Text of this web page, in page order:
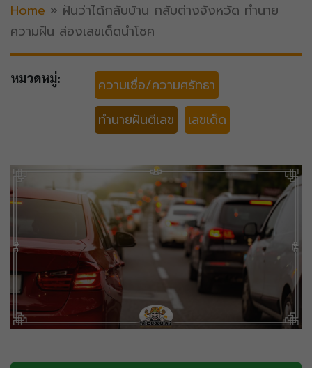
Home » ฝันว่าได้กลับบ้าน กลับต่างจังหวัด ทำนาย
ความฝัน ส่องเลขเด็ดนำโชค
หมวดหมู่:
ความเชื่อ/ความศรัทธา
ทำนายฝันตีเลข
เลขเด็ด